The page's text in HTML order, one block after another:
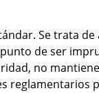
Se trata
de ser
no
reglamentarios